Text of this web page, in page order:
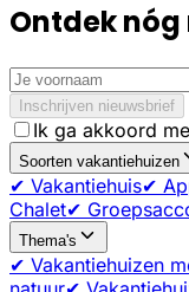
Ontdek
Inschrijven nieuwsbrief
Ik ga akkoord
Soorten vakantiehuizen
✔ Vakantiehuis✔
Chalet✔
Thema's
✔ Vakantiehuizen